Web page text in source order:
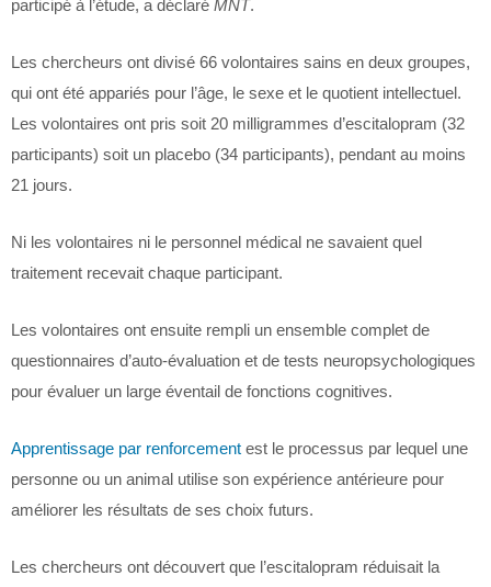
participé à l’étude, a déclaré MNT.
Les chercheurs ont divisé 66 volontaires sains en deux groupes,
qui ont été appariés pour l’âge, le sexe et le quotient intellectuel.
Les volontaires ont pris soit 20 milligrammes d’escitalopram (32
participants) soit un placebo (34 participants), pendant au moins
21 jours.
Ni les volontaires ni le personnel médical ne savaient quel
traitement recevait chaque participant.
Les volontaires ont ensuite rempli un ensemble complet de
questionnaires d’auto-évaluation et de tests neuropsychologiques
pour évaluer un large éventail de fonctions cognitives.
Apprentissage par renforcement est le processus par lequel une
personne ou un animal utilise son expérience antérieure pour
améliorer les résultats de ses choix futurs.
Les chercheurs ont découvert que l’escitalopram réduisait la